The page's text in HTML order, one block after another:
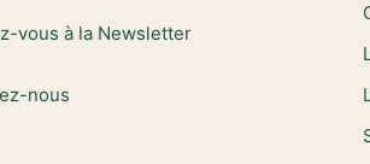
vous à la Newsletter
nous